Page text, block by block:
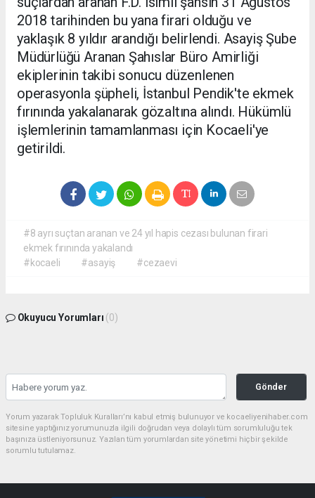
2018 tarihinden bu yana firari olduğu ve
yaklaşık 8 yıldır arandığı belirlendi. Asayiş Şube
Müdürlüğü Aranan Şahıslar Büro Amirliği
ekiplerinin takibi sonucu düzenlenen
operasyonla şüpheli, İstanbul Pendik'te ekmek
fırınında yakalanarak gözaltına alındı. Hükümlü
işlemlerinin tamamlanması için Kocaeli'ye
getirildi.
#8 ayrı suçtan aranan ve 24 yıl hapis cezası bulunan firari
ekmek fırınında yakalandı
#kocaeli
#asayiş #cezaevi
Okuyucu Yorumları (0)
Gönder
Yorum yazarak Topluluk Kuralları’nı kabul etmiş bulunuyor ve kocaeliyenihaber.com
sitesine yaptığınız yorumunuzla ilgili doğrudan veya dolaylı tüm sorumluluğu tek
başınıza üstleniyorsunuz. Yazılan tüm yorumlardan site yönetimi hiçbir şekilde
sorumlu tutulamaz.